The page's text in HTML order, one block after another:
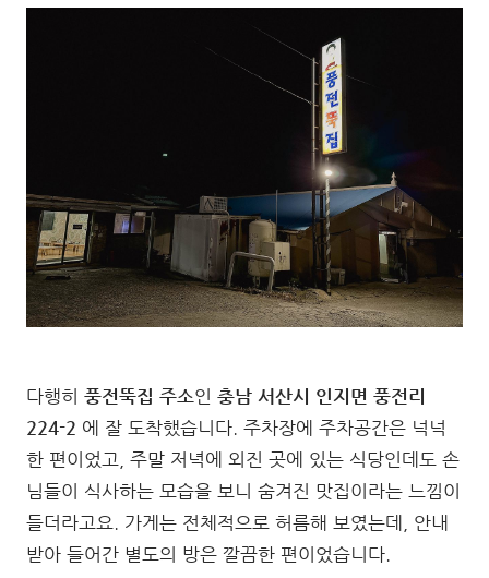
다행히 풍전뚝집 주소인 충남 서산시 인지면 풍전리
224-2 에 잘 도착했습니다. 주차장에 주차공간은 넉넉
한 편이었고, 주말 저녁에 외진 곳에 있는 식당인데도 손
님들이 식사하는 모습을 보니 숨겨진 맛집이라는 느낌이
들더라고요. 가게는 전체적으로 허름해 보였는데, 안내
받아 들어간 별도의 방은 깔끔한 편이었습니다.